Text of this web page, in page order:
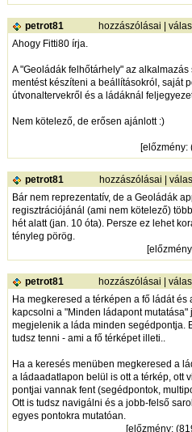
petrot81 hozzászólásai |
Ahogy Fitti80 írja.
A "Geoládák felhőtárhely" az
mentést készíteni a beállításokról, saját
útvonaltervekről és a ládáknál
Nem kötelező, de erősen ajánlott :)
[előzmény:
petrot81 hozzászólásai |
Bár nem reprezentatív, de a Geoládák
regisztrációjánál (ami nem kötelező)
hét alatt (jan. 10 óta). Persze ez lehet
tényleg pörög.
[előzmény
petrot81 hozzászólásai |
Ha megkeresed a térképen a fő ládát
kapcsolni a "Minden ládapont
megjelenik a láda minden segédpontja.
tudsz tenni - ami a fő térképet illeti..
Ha a keresés menüben megkeresed a
a ládaadatlapon belül is ott a térkép, ott
pontjai vannak fent (segédpontok,
Ott is tudsz navigálni és a jobb-felső
egyes pontokra mutatóan.
[előzmény: